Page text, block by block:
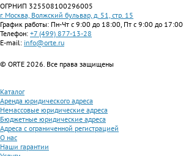
ОГРНИП 325508100296005
г. Москва, Волжский бульвар, д. 51, стр. 15
График работы: Пн-Чт с 9:00 до 18:00, Пт с 9:00 до 17:00
Телефон: +7 (499) 877-13-28
E-mail: info@orte.ru
© ORTE 2026. Все права защищены
Каталог
Аренда юридического адреса
Немассовые юридические адреса
Бюджетные юридические адреса
Адреса с ограниченной регистрацией
О нас
Наши гарантии